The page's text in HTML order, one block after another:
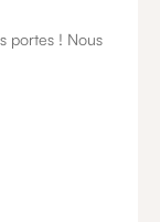
portes ! Nous